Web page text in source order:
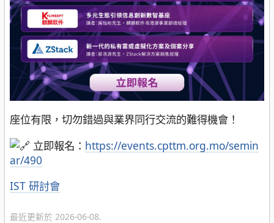
座位有限，切勿錯過與業界同行交流的難得機會！
立即報名： https://events.cpttm.org.mo/semin
ar/490
分
IST 研討會
最近更新於 2026-06-08.